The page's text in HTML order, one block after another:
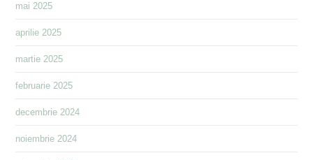
mai 2025
aprilie 2025
martie 2025
februarie 2025
decembrie 2024
noiembrie 2024